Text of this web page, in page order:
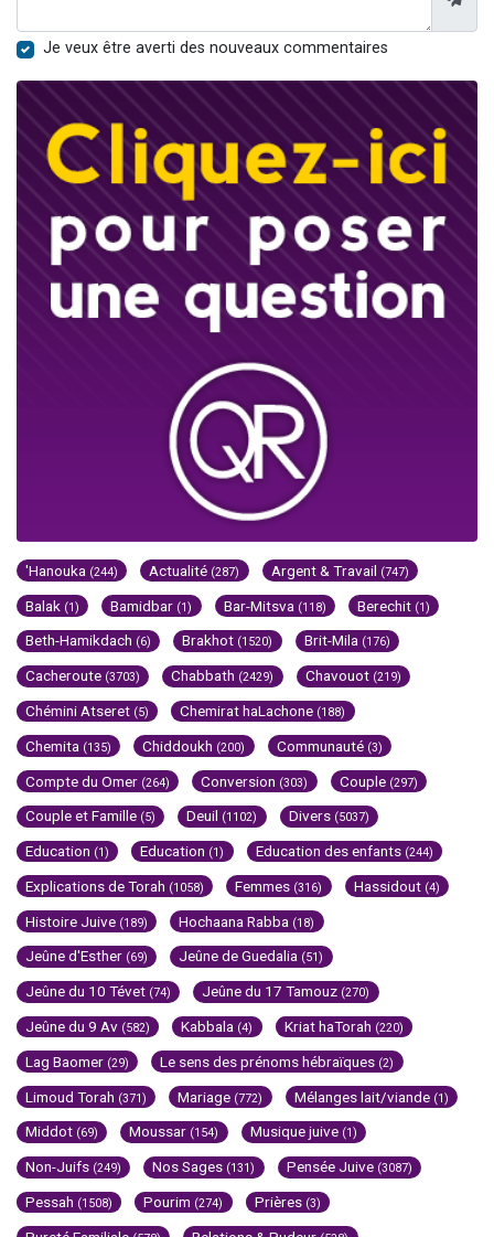
Je veux être averti des nouveaux commentaires
'Hanouka (244) Actualité (287) Argent & Travail (747)
Balak (1) Bamidbar (1) Bar-Mitsva (118) Berechit (1)
Beth-Hamikdach (6) Brakhot (1520) Brit-Mila (176)
Cacheroute (3703) Chabbath (2429) Chavouot (219)
Chémini Atseret (5) Chemirat haLachone (188)
Chemita (135) Chiddoukh (200) Communauté (3)
Compte du Omer (264) Conversion (303) Couple (297)
Couple et Famille (5) Deuil (1102) Divers (5037)
Education (1) Education (1) Education des enfants (244)
Explications de Torah (1058) Femmes (316) Hassidout (4)
Histoire Juive (189) Hochaana Rabba (18)
Jeûne d'Esther (69) Jeûne de Guedalia (51)
Jeûne du 10 Tévet (74) Jeûne du 17 Tamouz (270)
Jeûne du 9 Av (582) Kabbala (4) Kriat haTorah (220)
Lag Baomer (29) Le sens des prénoms hébraïques (2)
Limoud Torah (371) Mariage (772) Mélanges lait/viande (1)
Middot (69) Moussar (154) Musique juive (1)
Non-Juifs (249) Nos Sages (131) Pensée Juive (3087)
Pessah (1508) Pourim (274) Prières (3)